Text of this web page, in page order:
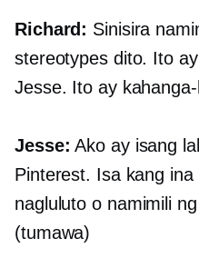
Richard: Sinisira
stereotypes dito. Ito
Jesse. Ito ay
Jesse: Ako ay isang
Pinterest. Isa kang
nagluluto o namimili
(tumawa)